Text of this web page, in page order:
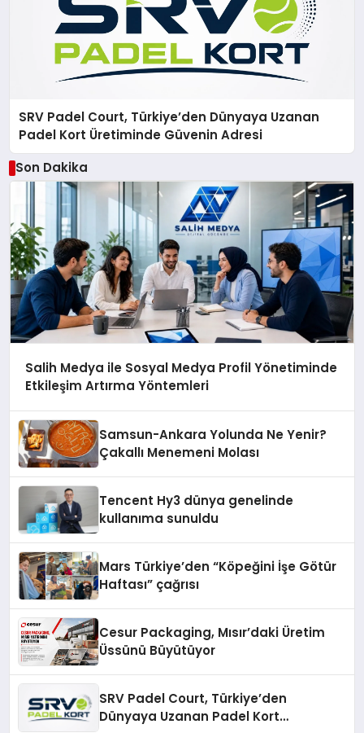
SRV Padel Court, Türkiye’den Dünyaya Uzanan
Padel Kort Üretiminde Güvenin Adresi
Son Dakika
Salih Medya ile Sosyal Medya Profil Yönetiminde
Etkileşim Artırma Yöntemleri
Samsun-Ankara Yolunda Ne Yenir?
Çakallı Menemeni Molası
Tencent Hy3 dünya genelinde
kullanıma sunuldu
Mars Türkiye’den “Köpeğini İşe Götür
Haftası” çağrısı
Cesur Packaging, Mısır’daki Üretim
Üssünü Büyütüyor
SRV Padel Court, Türkiye’den
Dünyaya Uzanan Padel Kort